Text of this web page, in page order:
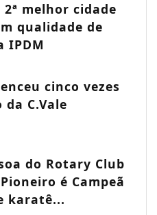
melhor cidade
qualidade de
IPDM
cinco vezes
C.Vale
do Rotary Club
é Campeã
karatê...